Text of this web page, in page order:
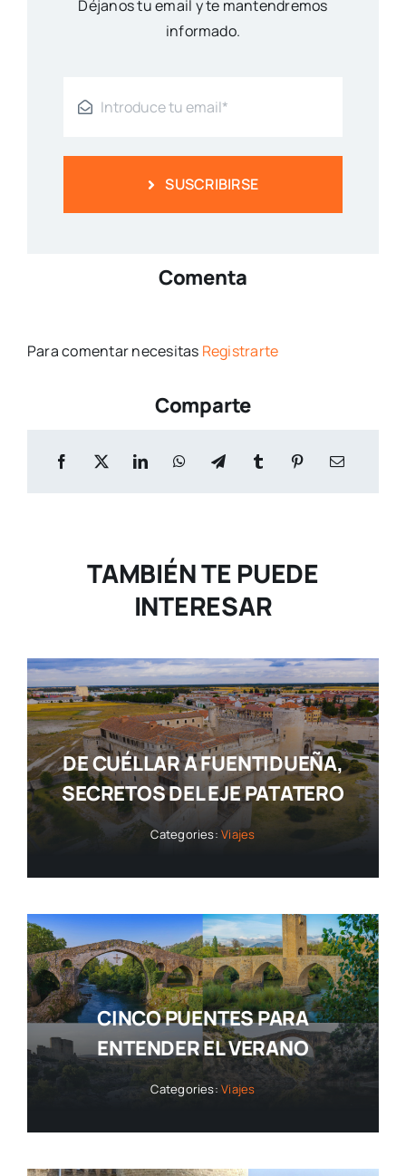
Déjanos tu email y te mantendremos
informado.
SUSCRIBIRSE
Comenta
Para comentar necesitas Registrarte
Comparte
TAMBIÉN TE PUEDE
INTERESAR
DE CUÉLLAR A FUENTIDUEÑA,
SECRETOS DEL EJE PATATERO
Categories:Viajes
CINCO PUENTES PARA
ENTENDER EL VERANO
Categories:Viajes